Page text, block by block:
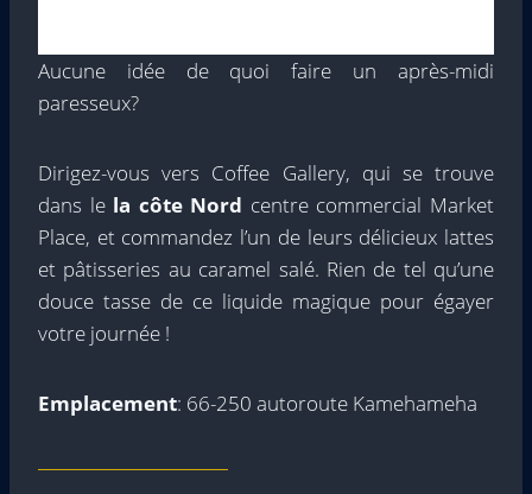
Aucune idée de quoi faire un après-midi
paresseux?
Dirigez-vous vers Coffee Gallery, qui se trouve
dans le la côte Nord centre commercial Market
Place, et commandez l’un de leurs délicieux lattes
et pâtisseries au caramel salé. Rien de tel qu’une
douce tasse de ce liquide magique pour égayer
votre journée !
Emplacement: 66-250 autoroute Kamehameha